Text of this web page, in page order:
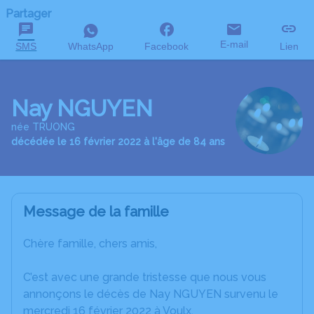
Partager
SMS WhatsApp Facebook E-mail Lien
Nay NGUYEN
née TRUONG
décédée le 16 février 2022 à l'âge de 84 ans
Message de la famille
Chère famille, chers amis,
C’est avec une grande tristesse que nous vous
annonçons le décès de Nay NGUYEN survenu le
mercredi 16 février 2022 à Voulx.